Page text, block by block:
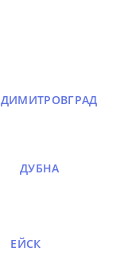
ДИМИТРОВГРАД
ДУБНА
ЕЙСК